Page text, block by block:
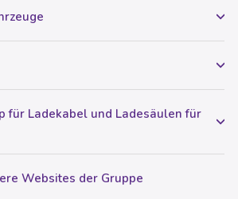
für Ladekabel und Ladesäulen für
Websites der Gruppe